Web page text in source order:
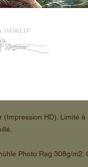
(Impression HD). Limité à
Photo Rag 308g/m2.